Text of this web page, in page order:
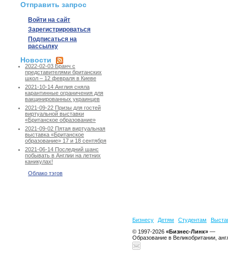
Отправить запрос
Войти на сайт
Зарегистрироваться
Подписаться на
рассылку
Новости
2022-02-03 Бранч с
представителями британских
школ – 12 февраля в Киеве
2021-10-14 Англия сняла
карантинные ограничения для
вакцинированных украинцев
2021-09-22 Призы для гостей
виртуальной выставки
«Британское образование»
2021-09-02 Пятая виртуальная
выставка «Британское
образование» 17 и 18 сентября
2021-06-14 Последний шанс
побывать в Англии на летних
каникулах!
Облако тэгов
Бизнесу Детям Студентам
© 1997-2026 «Бизнес-Линк» —
Образование в Великобритании,